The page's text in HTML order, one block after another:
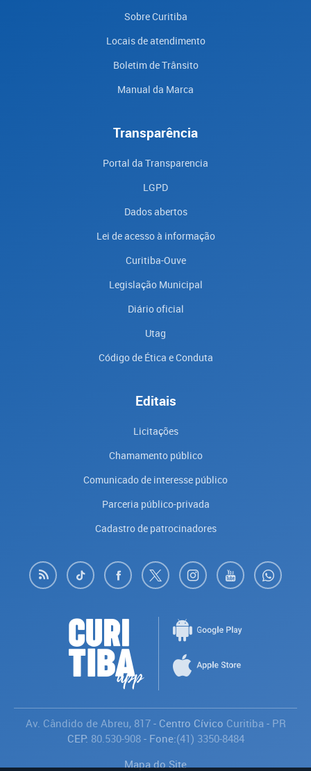
Sobre Curitiba
Locais de atendimento
Boletim de Trânsito
Manual da Marca
Transparência
Portal da Transparencia
LGPD
Dados abertos
Lei de acesso à informação
Curitiba-Ouve
Legislação Municipal
Diário oficial
Utag
Código de Ética e Conduta
Editais
Licitações
Chamamento público
Comunicado de interesse público
Parceria público-privada
Cadastro de patrocinadores
Av. Cândido de Abreu, 817- Centro Cívico Curitiba- PR
CEP: 80.530-908- Fone:(41) 3350-8484
Mapa do Site